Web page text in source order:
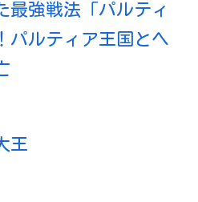
最強戦法「パルティ
パルティア王国とヘ
王